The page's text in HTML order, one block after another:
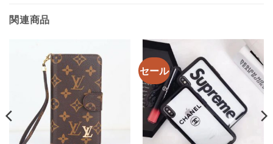
関連商品
セール